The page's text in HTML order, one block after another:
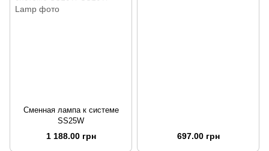
Сменная лампа к системе
SS25W
1 188.00 грн 697.00 грн